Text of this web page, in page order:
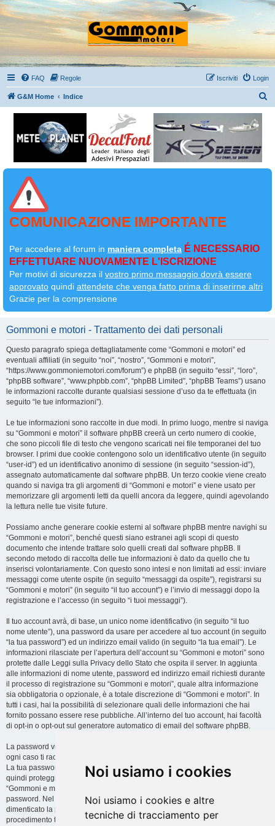
Noi usiamo i cookies
Noi usiamo i cookies e altre
tecniche di tracciamento per
FAQ Regole Login
Iscriviti
G&M Home Indice
COMUNICAZIONE IMPORTANTE
Per accedere al forum in maniera completa É NECESSARIO
EFFETTUARE NUOVAMENTE L'ISCRIZIONE
Per motivi di sicurezza il vostro primo messaggio dovrà essere
approvato quindi attendete che venga fatto prima di inserirne altri
Grazie per la comprensione
Gommoni e motori - Trattamento dei dati personali
Questo paragrafo spiega dettagliatamente come “Gommoni e motori” ed
eventuali affiliati (in seguito “noi”, “nostro”, “Gommoni e motori”,
“https://www.gommoniemotori.com/forum”) e phpBB (in seguito “essi”, “loro”,
“phpBB software”, “www.phpbb.com”, “phpBB Limited”, “phpBB Teams”) usano
le informazioni raccolte durante qualsiasi sessione d’uso da te effettuata (in
seguito “le tue informazioni”).
Le tue informazioni sono raccolte in due modi. In primo luogo, mentre si naviga
su “Gommoni e motori” il software phpBB creerà un certo numero di cookie,
che sono piccoli file di testo che vengono scaricati nei file temporanei del tuo
browser. I primi due cookie contengono solo un identificativo utente (in seguito
“user-id”) ed un identificativo anonimo di sessione (in seguito “session-id”),
assegnato automaticamente dal software phpBB. Un terzo cookie viene creato
quando si naviga tra gli argomenti di “Gommoni e motori” e viene usato per
memorizzare gli argomenti letti da quelli ancora da leggere, quindi agevolando
la lettura nelle tue visite future.
Possiamo anche generare cookie esterni al software phpBB mentre navighi su
“Gommoni e motori”, benché questi siano estranei agli scopi di questo
documento che intende trattare solo quelli creati dal software phpBB. Il
secondo metodo di raccolta delle tue informazioni è dato da quello che tu
inserisci volontariamente. Con questo sono intesi e non limitati ad essi: inviare
messaggi come utente ospite (in seguito “messaggi da ospite”), registrarsi su
“Gommoni e motori” (in seguito “il tuo account”) e l’invio di messaggi dopo la
registrazione e l’accesso (in seguito “i tuoi messaggi”).
Il tuo account avrà, di base, un unico nome identificativo (in seguito “il tuo
nome utente”), una password da usare per accedere al tuo account (in seguito
“la tua password”) ed un indirizzo email valido (in seguito “la tua email”). Le
informazioni rilasciate per l’apertura dell’account su “Gommoni e motori” sono
protette dalle Leggi sulla Privacy dello Stato che ospita il server. In aggiunta
alle informazioni di nome utente, password ed indirizzo email richiesti durante
il processo di registrazione su “Gommoni e motori”, quale altra informazione
sia obbligatoria o opzionale, è a totale discrezione di “Gommoni e motori”. In
tutti i casi, hai la possibilità di selezionare quali delle informazioni che hai
fornito possano essere rese pubbliche. All’interno del tuo account, hai facoltà
di opt-in o opt-out sul generatore automatico di email del software phpBB.
La password viene criptata (hash unidirezionale) per motivi di sicurezza. In
ogni caso ti raccomandiamo di non utilizzare la stessa password in troppi siti.
La tua password è il metodo di accesso al tuo account su “Gommoni e motori”,
quindi proteggila attentamente. Ricorda che in nessuna circostanza affiliati di
“Gommoni e motori”, phpBB o terzi possono legittimamente richiedere la tua
password. Nel caso dimenticassi la tua password, puoi utilizzare l’opzione “Ho
dimenticato la password” prevista dal software phpBB. Durante questo
procedimento ti verrà richiesto il tuo nome utente ed indirizzo email, in modo